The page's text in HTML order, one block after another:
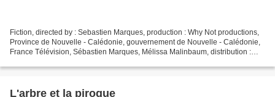
Fiction, directed by : Sebastien Marques, production : Why Not productions,
Province de Nouvelle - Calédonie, gouvernement de Nouvelle - Calédonie,
France Télévision, Sébastien Marques, Mélissa Malinbaum, distribution :
L'arbre et la pirogue